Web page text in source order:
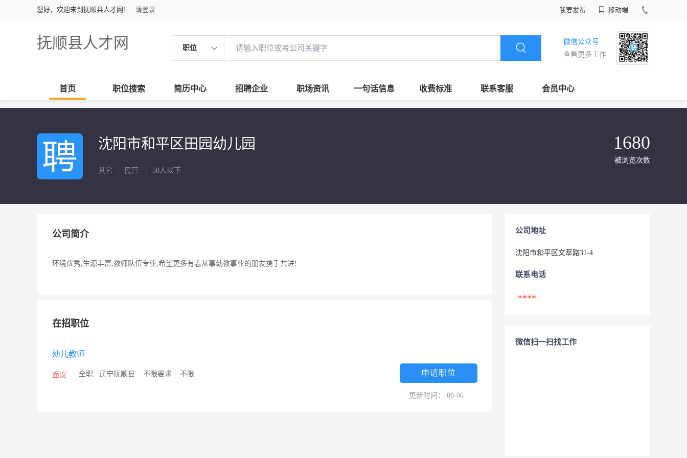
您好，欢迎来到抚顺县人才网！ 请登录 我要发布 移动端
抚顺县人才网 职位
微信公众号
查看更多工作
首页 职位搜索 简历中心 招聘企业 职场资讯 一句话信息 收费标准 联系客服 会员中心
沈阳市和平区田园幼儿园
其它 民营 50人以下
1680
被浏览次数
公司简介
环境优秀,生源丰富,教师队伍专业,希望更多有志从事幼教事业的朋友携手共进!
在招职位
幼儿教师
面议 全职 辽宁抚顺县 不限要求 不限 申请职位
更新时间： 08-06
公司地址
沈阳市和平区文萃路31-4
联系电话
****
微信扫一扫找工作